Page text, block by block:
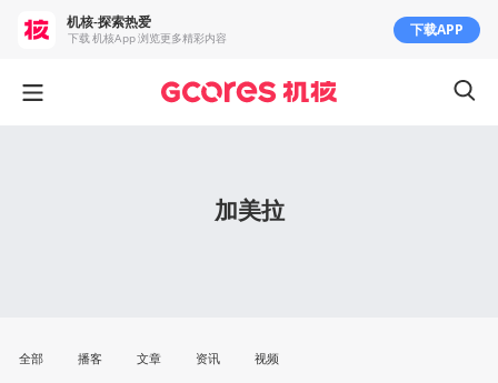
加美拉
全部 播客 文章 资讯 视频
机核-探索热爱
下载 机核App 浏览更多精彩内容 下载APP